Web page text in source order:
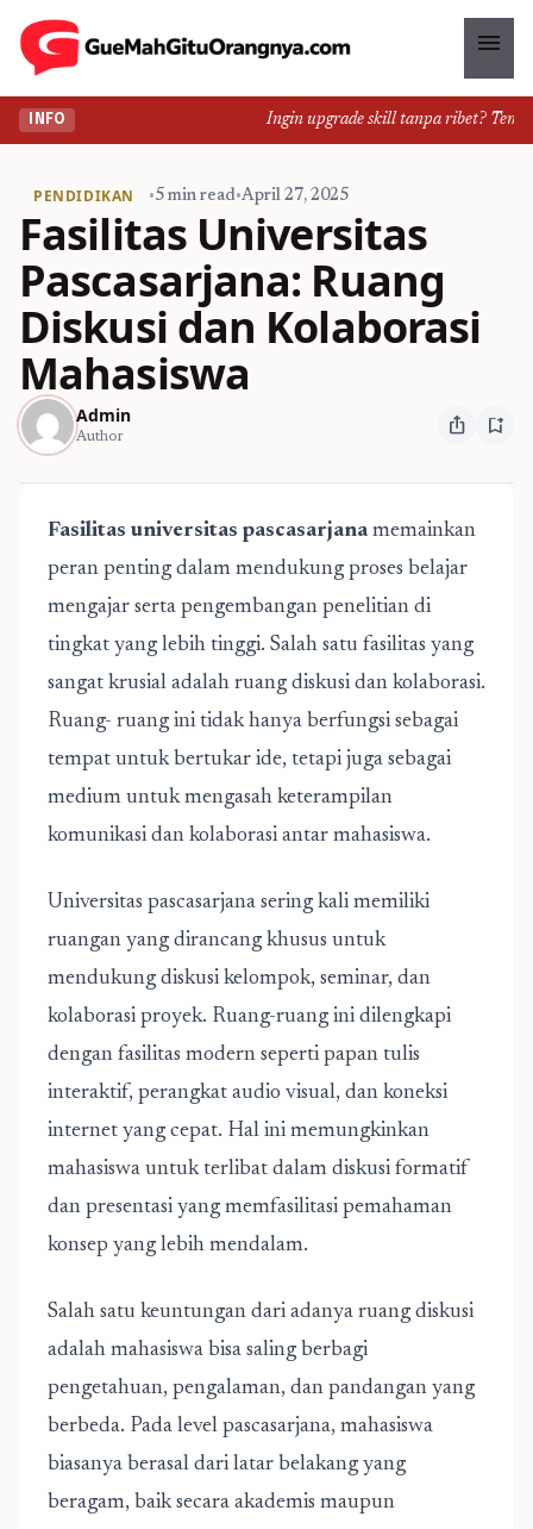
menu
INFO Ingin upgrade skill tanpa ribet?
PENDIDIKAN •5 min read•April 27, 2025
Fasilitas Universitas
Pascasarjana: Ruang
Diskusi dan Kolaborasi
Mahasiswa
Admin
Author ios_share bookmark_add
Fasilitas universitas pascasarjanamemainkan
peran penting dalam mendukung proses belajar
mengajar serta pengembangan penelitian di
tingkat yang lebih tinggi. Salah satu fasilitas yang
sangat krusial adalah ruang diskusi dan kolaborasi.
Ruang- ruang ini tidak hanya berfungsi sebagai
tempat untuk bertukar ide, tetapi juga sebagai
medium untuk mengasah keterampilan
komunikasi dan kolaborasi antar mahasiswa.
Universitas pascasarjana sering kali memiliki
ruangan yang dirancang khusus untuk
mendukung diskusi kelompok, seminar, dan
kolaborasi proyek. Ruang-ruang ini dilengkapi
dengan fasilitas modern seperti papan tulis
interaktif, perangkat audio visual, dan koneksi
internet yang cepat. Hal ini memungkinkan
mahasiswa untuk terlibat dalam diskusi formatif
dan presentasi yang memfasilitasi pemahaman
konsep yang lebih mendalam.
Salah satu keuntungan dari adanya ruang diskusi
adalah mahasiswa bisa saling berbagi
pengetahuan, pengalaman, dan pandangan yang
berbeda. Pada level pascasarjana, mahasiswa
biasanya berasal dari latar belakang yang
beragam, baik secara akademis maupun